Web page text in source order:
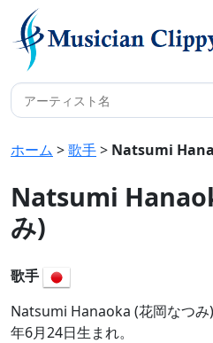
ホーム >歌手> Natsumi
Natsumi
み)
歌手
Natsumi Hanaoka (花岡なつ
年6月24日生まれ。